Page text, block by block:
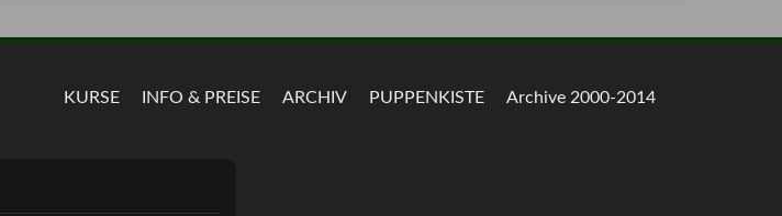
KURSE INFO & PREISE ARCHIV PUPPENKISTE Archive 2000-2014